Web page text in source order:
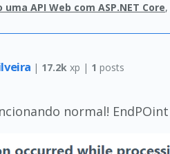
uma API Web com ASP.NET Core
| 17.2k xp | 1 posts
normal!